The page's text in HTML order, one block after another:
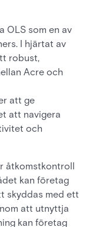
OLS som en av
I hjärtat av
robust,
Acre och
att ge
att navigera
och
åtkomstkontroll
kan företag
skyddas med ett
att utnyttja
kan företag